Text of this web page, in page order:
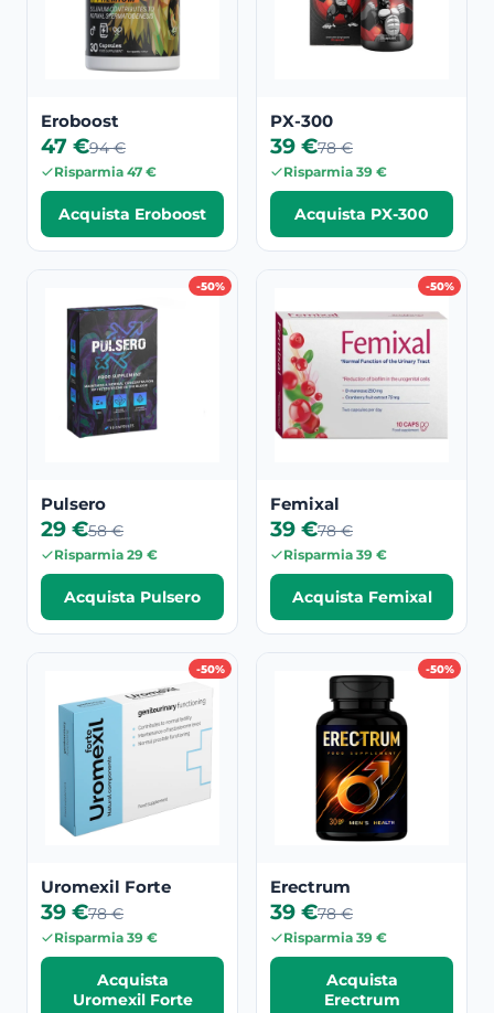
Eroboost
47 €94 €
Risparmia 47 €
Acquista Eroboost
PX-300
39 €78 €
Risparmia 39 €
Acquista PX-300
-50%
Pulsero
29 €58 €
Risparmia 29 €
Acquista Pulsero
-50%
Femixal
39 €78 €
Risparmia 39 €
Acquista Femixal
-50%
Uromexil Forte
39 €78 €
Risparmia 39 €
Acquista
Uromexil Forte
-50%
Erectrum
39 €78 €
Risparmia 39 €
Acquista
Erectrum